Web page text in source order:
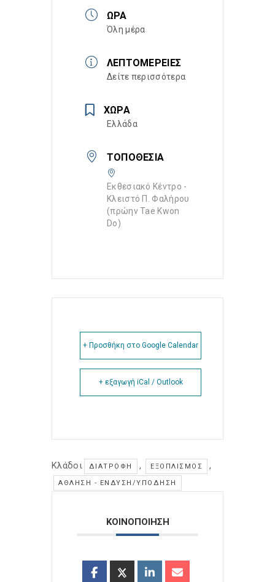
ΏΡΑ
Όλη μέρα
ΛΕΠΤΟΜΈΡΕΙΕΣ
Δείτε περισσότερα
ΧΏΡΑ
Ελλάδα
ΤΟΠΟΘΕΣΊΑ
Εκθεσιακό Κέντρο -
Κλειστό Π. Φαλήρου
(πρώην Tae Kwon
Do)
+ Προσθήκη στο Google Calendar
+ εξαγωγή iCal / Outlook
Κλάδοι ΔΙΑΤΡΟΦΉ , ΕΞΟΠΛΙΣΜΌΣ ,
ΆΘΛΗΣΗ - ΈΝΔΥΣΗ/ΥΠΌΔΗΣΗ
ΚΟΙΝΟΠΟΙΗΣΗ